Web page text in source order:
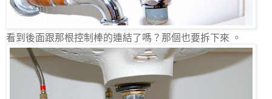
看到後面跟那根控制棒的連結了嗎？那個也要拆下來 。